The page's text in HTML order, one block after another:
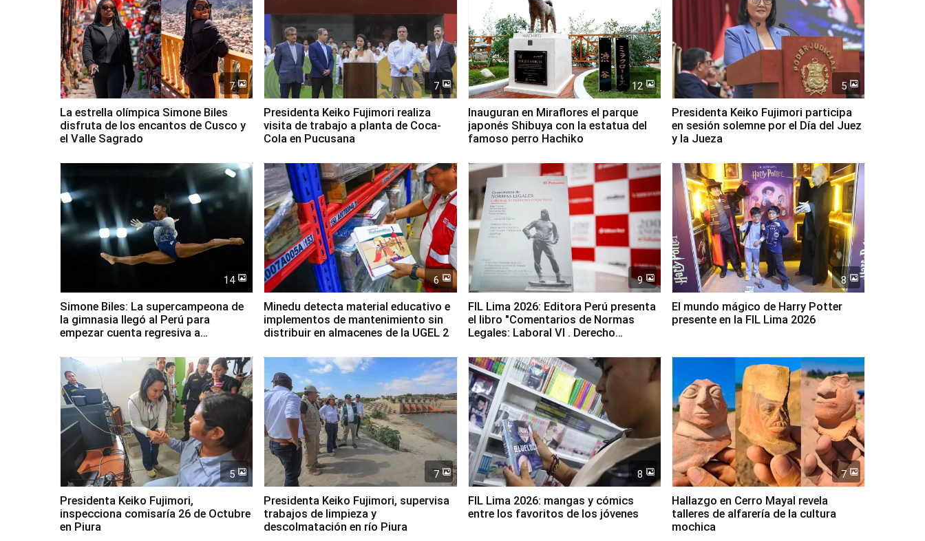
7
La estrella olímpica Simone Biles
disfruta de los encantos de Cusco y
el Valle Sagrado
7
Presidenta Keiko Fujimori realiza
visita de trabajo a planta de Coca-
Cola en Pucusana
12
Inauguran en Miraflores el parque
japonés Shibuya con la estatua del
famoso perro Hachiko
5
Presidenta Keiko Fujimori participa
en sesión solemne por el Día del Juez
y la Jueza
14
Simone Biles: La supercampeona de
la gimnasia llegó al Perú para
empezar cuenta regresiva a
6
Minedu detecta material educativo e
implementos de mantenimiento sin
distribuir en almacenes de la UGEL 2
9
FIL Lima 2026: Editora Perú presenta
el libro "Comentarios de Normas
Legales: Laboral Vl . Derecho
8
El mundo mágico de Harry Potter
presente en la FIL Lima 2026
5
Presidenta Keiko Fujimori,
inspecciona comisaría 26 de Octubre
en Piura
7
Presidenta Keiko Fujimori, supervisa
trabajos de limpieza y
descolmatación en río Piura
8
FIL Lima 2026: mangas y cómics
entre los favoritos de los jóvenes
7
Hallazgo en Cerro Mayal revela
talleres de alfarería de la cultura
mochica